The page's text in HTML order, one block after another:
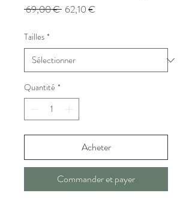
69,00 € Prix
62,10 €
Tailles *
Quantité *
Acheter
Commander et payer